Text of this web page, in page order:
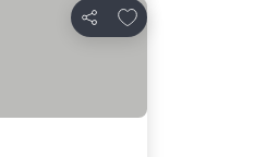
Compartir
Añadir a favoritos